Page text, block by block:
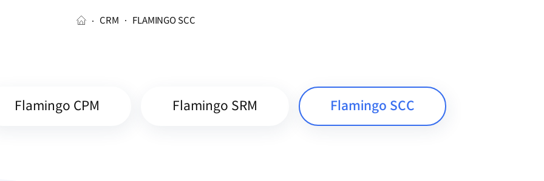
CRM FLAMINGO SCC
Flamingo CPM Flamingo SRM Flamingo SCC